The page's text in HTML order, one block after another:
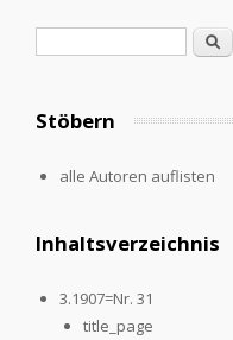
Suche
Stöbern
alle Autoren auflisten
Inhaltsverzeichnis
3.1907=Nr. 31
title_page